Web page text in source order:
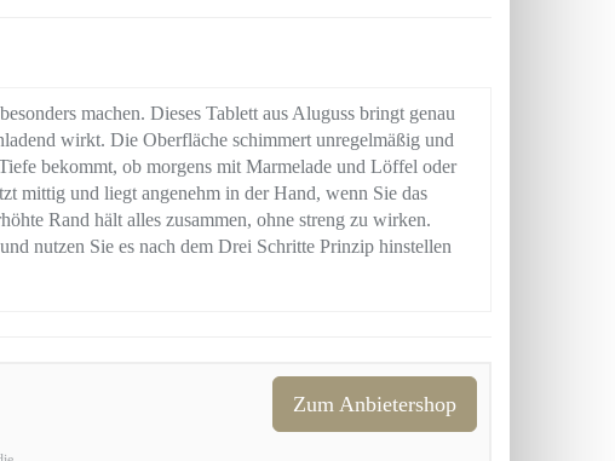
machen. Dieses Tablett aus Aluguss bringt genau
wirkt. Die Oberfläche schimmert unregelmäßig und
bekommt, ob morgens mit Marmelade und Löffel oder
mittig und liegt angenehm in der Hand, wenn Sie das
Rand hält alles zusammen, ohne streng zu wirken.
nutzen Sie es nach dem Drei Schritte Prinzip hinstellen
Zum Anbietershop